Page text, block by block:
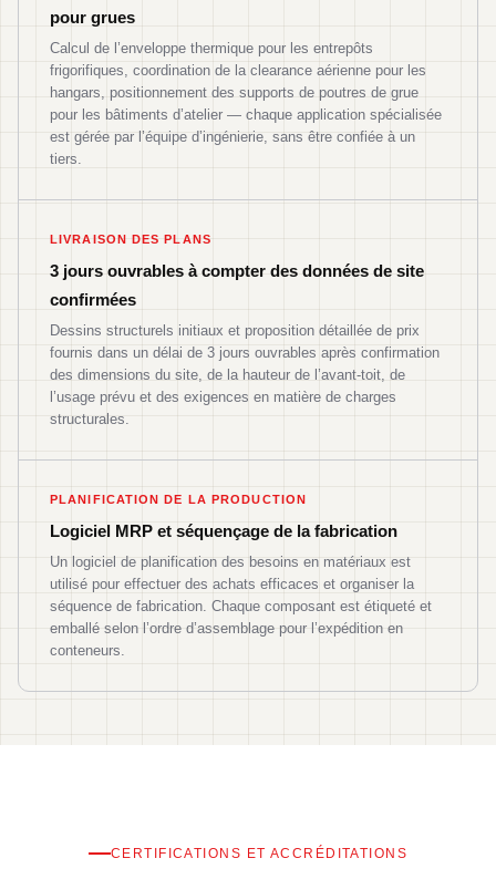
pour grues
Calcul de l’enveloppe thermique pour les entrepôts
frigorifiques, coordination de la clearance aérienne pour les
hangars, positionnement des supports de poutres de grue
pour les bâtiments d’atelier — chaque application spécialisée
est gérée par l’équipe d’ingénierie, sans être confiée à un
tiers.
LIVRAISON DES PLANS
3 jours ouvrables à compter des données de site
confirmées
Dessins structurels initiaux et proposition détaillée de prix
fournis dans un délai de 3 jours ouvrables après confirmation
des dimensions du site, de la hauteur de l’avant-toit, de
l’usage prévu et des exigences en matière de charges
structurales.
PLANIFICATION DE LA PRODUCTION
Logiciel MRP et séquençage de la fabrication
Un logiciel de planification des besoins en matériaux est
utilisé pour effectuer des achats efficaces et organiser la
séquence de fabrication. Chaque composant est étiqueté et
emballé selon l’ordre d’assemblage pour l’expédition en
conteneurs.
CERTIFICATIONS ET ACCRÉDITATIONS